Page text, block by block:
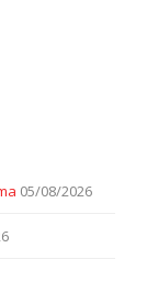
05/08/2026